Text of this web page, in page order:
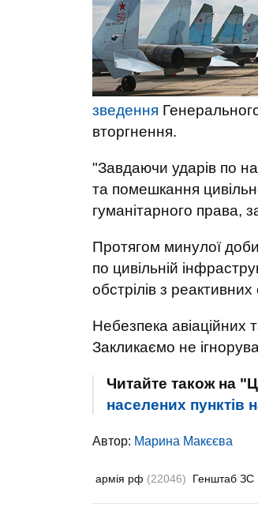
зведення
вторгнення.
"Завдаючи ударів по
та помешкання
гуманітарного права,
Протягом минулої
по цивільній
обстрілів з
Небезпека авіаційних
Закликаємо не
Читайте також на
населених пунктів
Автор: Марина Макєєва
армія рф (22046) Генштаб ЗС